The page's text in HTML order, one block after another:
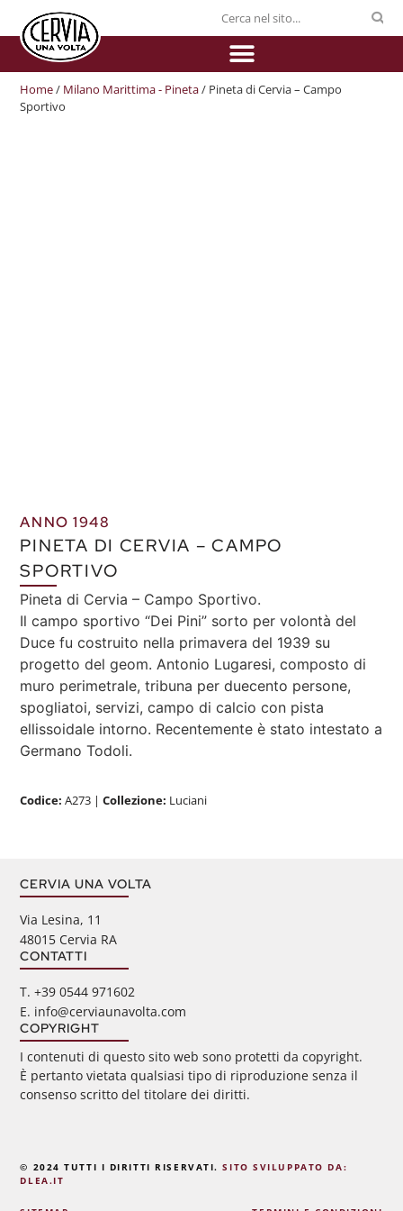
Home/ Milano Marittima - Pineta/ Pineta di Cervia – Campo
Sportivo
ANNO 1948
PINETA DI CERVIA – CAMPO
SPORTIVO
Pineta di Cervia – Campo Sportivo.
Il campo sportivo “Dei Pini” sorto per volontà del
Duce fu costruito nella primavera del 1939 su
progetto del geom. Antonio Lugaresi, composto di
muro perimetrale, tribuna per duecento persone,
spogliatoi, servizi, campo di calcio con pista
ellissoidale intorno. Recentemente è stato intestato a
Germano Todoli.
Codice:A273 |Collezione: Luciani
CERVIA UNA VOLTA
Via Lesina, 11
48015 Cervia RA
CONTATTI
‭T. +39 0544 971602
E. info@cerviaunavolta.com
COPYRIGHT
I contenuti di questo sito web sono protetti da copyright.
È pertanto vietata qualsiasi tipo di riproduzione senza il
consenso scritto del titolare dei diritti.
© 2024 TUTTI I DIRITTI RISERVATI.SITO SVILUPPATO DA:
DLEA.IT